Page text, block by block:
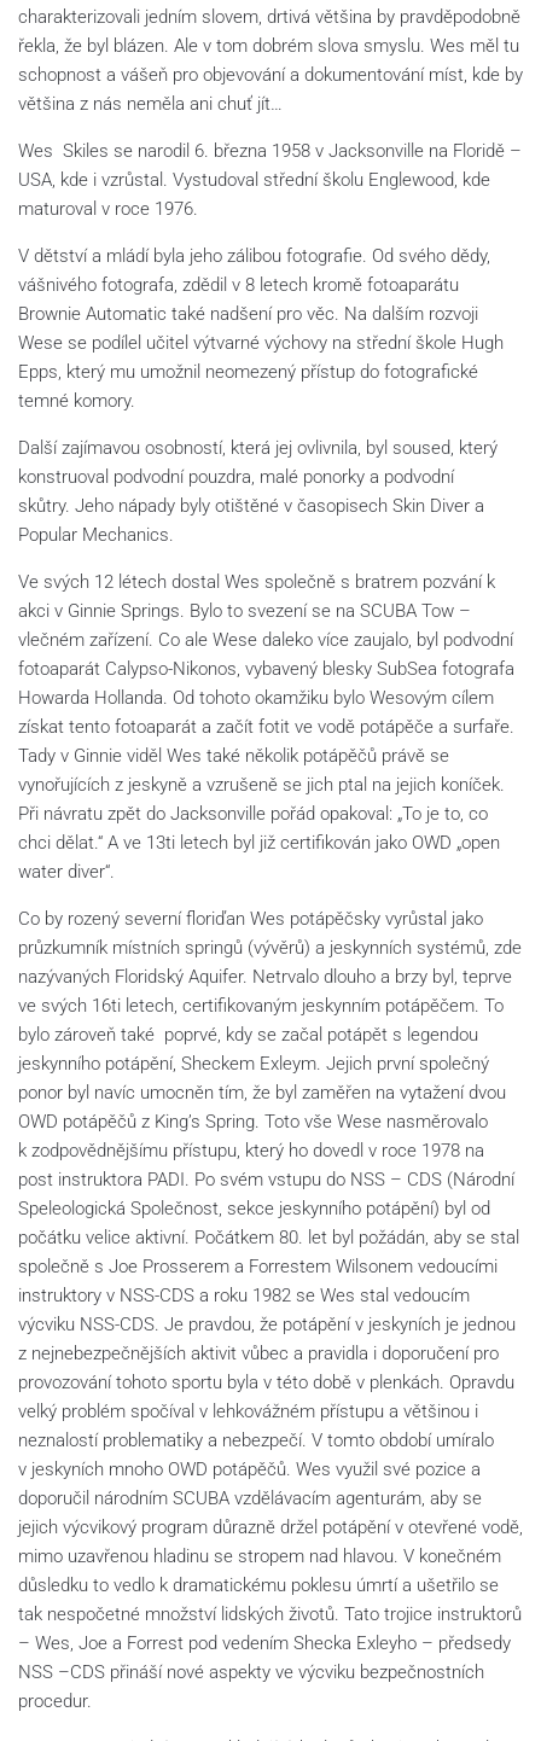
charakterizovali jedním slovem, drtivá většina by pravděpodobně
řekla, že byl blázen. Ale v tom dobrém slova smyslu. Wes měl tu
schopnost a vášeň pro objevování a dokumentování míst, kde by
většina z nás neměla ani chuť jít…
Wes Skiles se narodil 6. března 1958 v Jacksonville na Floridě –
USA, kde i vzrůstal. Vystudoval střední školu Englewood, kde
maturoval v roce 1976.
V dětství a mládí byla jeho zálibou fotografie. Od svého dědy,
vášnivého fotografa, zdědil v 8 letech kromě fotoaparátu
Brownie Automatic také nadšení pro věc. Na dalším rozvoji
Wese se podílel učitel výtvarné výchovy na střední škole Hugh
Epps, který mu umožnil neomezený přístup do fotografické
temné komory.
Další zajímavou osobností, která jej ovlivnila, byl soused, který
konstruoval podvodní pouzdra, malé ponorky a podvodní
skůtry. Jeho nápady byly otištěné v časopisech Skin Diver a
Popular Mechanics.
Ve svých 12 létech dostal Wes společně s bratrem pozvání k
akci v Ginnie Springs. Bylo to svezení se na SCUBA Tow –
vlečném zařízení. Co ale Wese daleko více zaujalo, byl podvodní
fotoaparát Calypso-Nikonos, vybavený blesky SubSea fotografa
Howarda Hollanda. Od tohoto okamžiku bylo Wesovým cílem
získat tento fotoaparát a začít fotit ve vodě potápěče a surfaře.
Tady v Ginnie viděl Wes také několik potápěčů právě se
vynořujících z jeskyně a vzrušeně se jich ptal na jejich koníček.
Při návratu zpět do Jacksonville pořád opakoval: „To je to, co
chci dělat.“ A ve 13ti letech byl již certifikován jako OWD „open
water diver“.
Co by rozený severní floriďan Wes potápěčsky vyrůstal jako
průzkumník místních springů (vývěrů) a jeskynních systémů, zde
nazývaných Floridský Aquifer. Netrvalo dlouho a brzy byl, teprve
ve svých 16ti letech, certifikovaným jeskynním potápěčem. To
bylo zároveň také poprvé, kdy se začal potápět s legendou
jeskynního potápění, Sheckem Exleym. Jejich první společný
ponor byl navíc umocněn tím, že byl zaměřen na vytažení dvou
OWD potápěčů z King’s Spring. Toto vše Wese nasměrovalo
k zodpovědnějšímu přístupu, který ho dovedl v roce 1978 na
post instruktora PADI. Po svém vstupu do NSS – CDS (Národní
Speleologická Společnost, sekce jeskynního potápění) byl od
počátku velice aktivní. Počátkem 80. let byl požádán, aby se stal
společně s Joe Prosserem a Forrestem Wilsonem vedoucími
instruktory v NSS-CDS a roku 1982 se Wes stal vedoucím
výcviku NSS-CDS. Je pravdou, že potápění v jeskyních je jednou
z nejnebezpečnějších aktivit vůbec a pravidla i doporučení pro
provozování tohoto sportu byla v této době v plenkách. Opravdu
velký problém spočíval v lehkovážném přístupu a většinou i
neznalostí problematiky a nebezpečí. V tomto období umíralo
v jeskyních mnoho OWD potápěčů. Wes využil své pozice a
doporučil národním SCUBA vzdělávacím agenturám, aby se
jejich výcvikový program důrazně držel potápění v otevřené vodě,
mimo uzavřenou hladinu se stropem nad hlavou. V konečném
důsledku to vedlo k dramatickému poklesu úmrtí a ušetřilo se
tak nespočetné množství lidských životů. Tato trojice instruktorů
– Wes, Joe a Forrest pod vedením Shecka Exleyho – předsedy
NSS –CDS přináší nové aspekty ve výcviku bezpečnostních
procedur.